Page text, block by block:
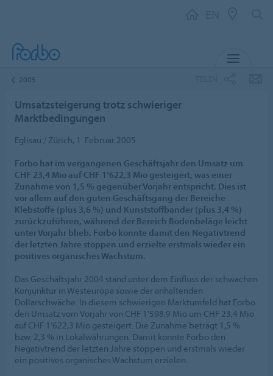
2005
Umsatzsteigerung trotz schwieriger
Marktbedingungen
Eglisau / Zürich, 1. Februar 2005
Forbo hat im vergangenen Geschäftsjahr den Umsatz um
CHF 23,4 Mio auf CHF 1’622,3 Mio gesteigert, was einer
Zunahme von 1,5 % gegenüber Vorjahr entspricht. Dies ist
vor allem auf den guten Geschäftsgang der Bereiche
Klebstoffe (plus 3,6 %) und Kunststoffbänder (plus 3,4 %)
zurückzuführen, während der Bereich Bodenbeläge leicht
unter Vorjahr blieb. Forbo konnte damit den Negativtrend
der letzten Jahre stoppen und erzielte erstmals wieder ein
positives organisches Wachstum.
Das Geschäftsjahr 2004 stand unter dem Einfluss der schwachen
Konjunktur in Westeuropa sowie der anhaltenden
Dollarschwäche. In diesem schwierigen Marktumfeld hat Forbo
den Umsatz vom Vorjahr von CHF 1'598,9 Mio um CHF 23,4 Mio
auf CHF 1’622,3 Mio gesteigert. Die Zunahme beträgt 1,5 %
bzw. 2,3 % in Lokalwährungen. Damit konnte Forbo den
Negativtrend der letzten Jahre stoppen und erstmals wieder
ein positives organisches Wachstum erzielen.